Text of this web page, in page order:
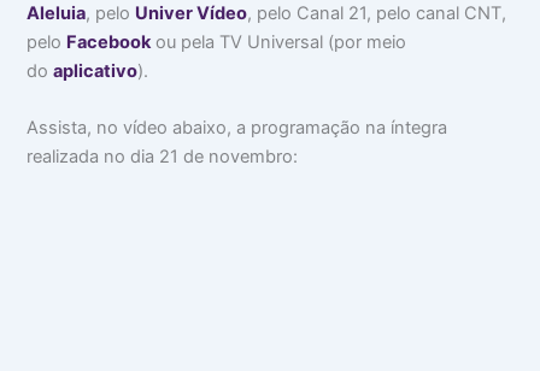
Aleluia, pelo Univer Vídeo, pelo Canal 21, pelo canal CNT,
pelo Facebookou pela TV Universal (por meio
doaplicativo).
Assista, no vídeo abaixo, a programação na íntegra
realizada no dia 21 de novembro: